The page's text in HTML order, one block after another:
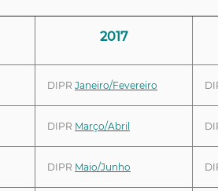
2017
DIPR Janeiro/Fevereiro
DIPR Março/Abril
DIPR Maio/Junho